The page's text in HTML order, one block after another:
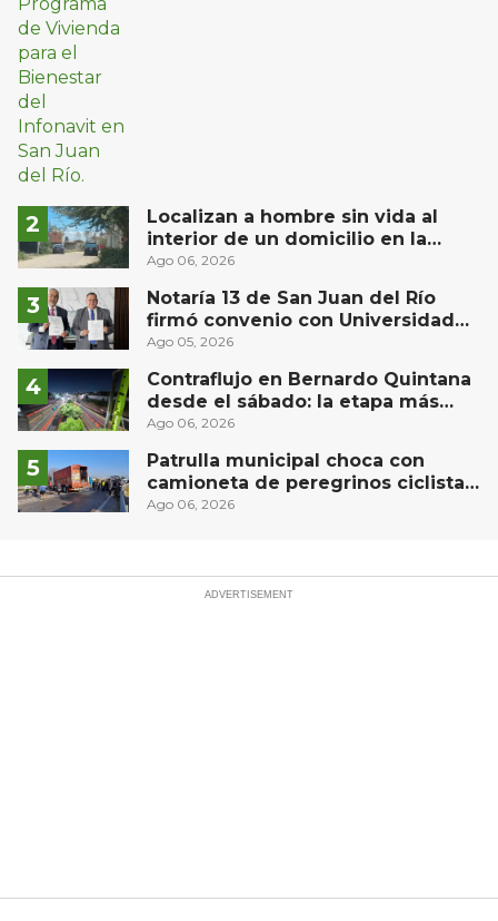
Localizan a hombre sin vida al
interior de un domicilio en la
comunidad El Rodeo, San Juan del
Ago 06, 2026
Notaría 13 de San Juan del Río
firmó convenio con Universidad
Privada del Bajío para recibir
Ago 05, 2026
Contraflujo en Bernardo Quintana
desde el sábado: la etapa más
compleja del operativo vial
Ago 06, 2026
Patrulla municipal choca con
camioneta de peregrinos ciclistas
en la autopista México-Querétaro
Ago 06, 2026